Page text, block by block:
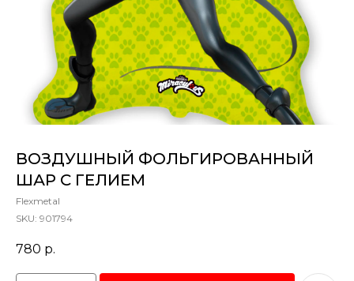
ВОЗДУШНЫЙ ФОЛЬГИРОВАННЫЙ
ШАР С ГЕЛИЕМ
Flexmetal
SKU: 901794
780 р.